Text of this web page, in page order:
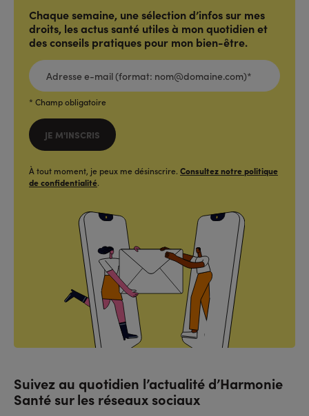
Chaque semaine, une sélection d’infos sur mes
droits, les actus santé utiles à mon quotidien et
des conseils pratiques pour mon bien-être.
ADRESSE
E-
MAIL
(FORMAT:
NOM@DOMAINE.COM)*
* Champ obligatoire
JE M'INSCRIS
À tout moment, je peux me désinscrire. Consultez notre politique
de confidentialité.
Suivez au quotidien l’actualité d’Harmonie
Santé sur les réseaux sociaux